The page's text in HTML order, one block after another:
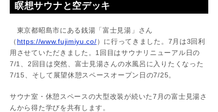
瞑想サウナと空デッキ
東京都昭島市にある銭湯「富士見湯」さん
（ https://www.fujimiyu.co/）に行ってきました。7月は3回利
用させていただきました。1回目はサウナリニューアル日の
7/1、2回目は突然、富士見湯さんの水風呂に入りたくなった
7/15、そして展望休憩スペースオープン日の7/25。
サウナ室・休憩スペースの大型改装が続いた7月の富士見湯さ
んから得た学びを共有します。